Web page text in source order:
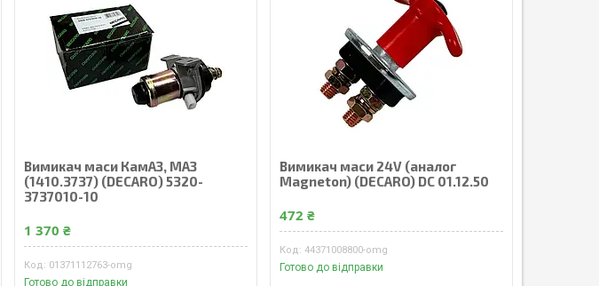
Вимикач маси КамАЗ, МАЗ
(1410.3737) (DECARO) 5320-
3737010-10
1 370 ₴
01371112763-omg
Готово до відправки
Вимикач маси 24V (аналог
Magneton) (DECARO) DC 01.12.50
472 ₴
44371008800-omg
Готово до відправки